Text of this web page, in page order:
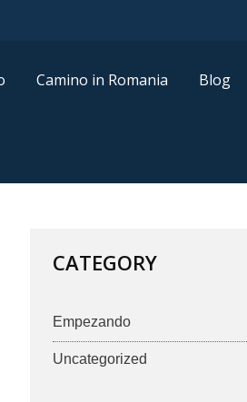
Camino in Romania Blog
CATEGORY
Empezando
Uncategorized